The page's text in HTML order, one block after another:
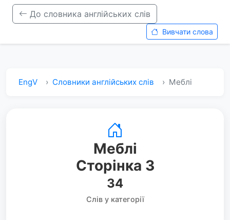
До словника англійських слів
Вивчати слова
EngV Словники англійських слів Меблі
Меблі
Сторінка 3
34
Слів у категорії